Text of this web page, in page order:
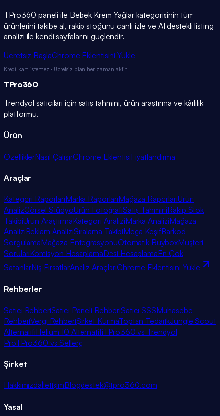
TPro360 paneli ile Bebek Krem Yağlar kategorisinin tüm
ürünlerini takibe al, rakip stoğunu canlı izle ve AI destekli listing
analizi ile kendi sayfalarını güçlendir.
Ücretsiz BaşlaChrome Eklentisini Yükle
Kredi kartı istemez · Ücretsiz plan her zaman aktif
TPro360
Trendyol satıcıları için satış tahmini, ürün araştırma ve kârlılık
platformu.
Ürün
ÖzelliklerNasıl ÇalışırChrome EklentisiFiyatlandırma
Araçlar
Kategori RaporlarıMarka RaporlarıMağaza RaporlarıÜrün
AnalizGörsel StüdyoÜrün FotoğrafıSatış TahminiRakip Stok
TakibiÜrün AraştırmaKategori AnaliziMarka AnaliziMağaza
AnaliziReklam AnaliziSıralama TakibiMega KeşifBarkod
SorgulamaMağaza EntegrasyonuOtomatik BuyboxMüşteri
SorularıKomisyon HesaplamaDesi HesaplamaEn Çok
SatanlarNiş FırsatlarAnaliz AraçlarıChrome Eklentisini Yükle
Rehberler
Satıcı RehberiSatıcı Paneli RehberiSatıcı SSSMuhasebe
RehberiVergi RehberiŞirket KurmaToptan TedarikJungle Scout
AlternatifiHelium 10 AlternatifiTPro360 vs Trendyol
ProTPro360 vs Sellerg
Şirket
HakkımızdaİletişimBlogdestek@tpro360.com
Yasal